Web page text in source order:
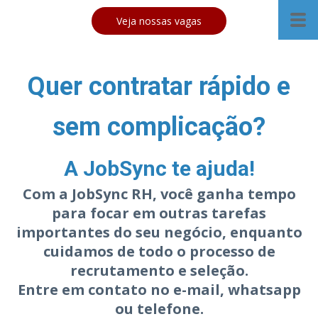
Veja nossas vagas
Quer contratar rápido e
sem complicação?
A JobSync te ajuda!
Com a JobSync RH, você ganha tempo
para focar em outras tarefas
importantes do seu negócio, enquanto
cuidamos de todo o processo de
recrutamento e seleção.
Entre em contato no e-mail, whatsapp
ou telefone.